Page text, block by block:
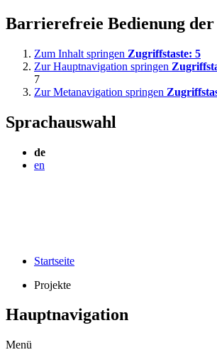
Barrierefreie Bedienung der
Zum Inhalt springen Zugriffstaste: 5
Zur Hauptnavigation springen
7
Zur Metanavigation springen
Sprachauswahl
de
en
Startseite
Projekte
Hauptnavigation
Menü